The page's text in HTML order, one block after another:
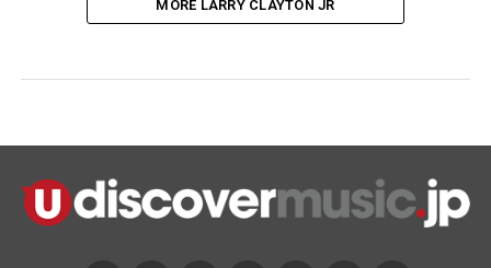
MORE LARRY CLAYTON JR